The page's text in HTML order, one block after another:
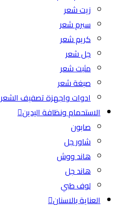
زيت شعر
سيرم شعر
كريم شعر
جل شعر
مثبت شعر
صبغة شعر
ادوات واجهزة تصفيف الشعر
الاستحمام ونظافة اليدين
صابون
شاور جل
هاند ووش
هاند جل
لوف طبي
العناية بالاسنان